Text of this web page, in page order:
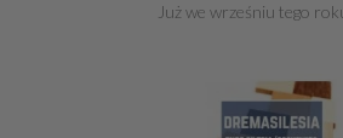
Już we wrześniu tego